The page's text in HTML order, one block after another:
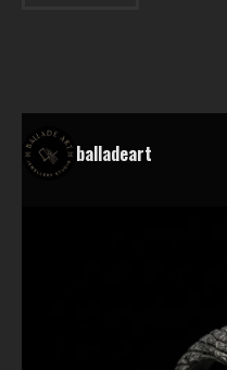
balladeart